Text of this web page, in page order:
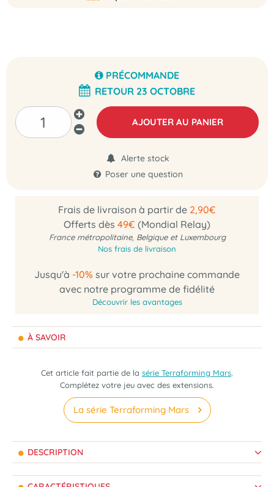
PRÉCOMMANDE
RETOUR 23 OCTOBRE
AJOUTER AU PANIER
Alerte stock
Poser une question
Frais de livraison à partir de 2,90€
Offerts dès 49€ (Mondial Relay)
France métropolitaine, Belgique et Luxembourg
Nos frais de livraison
Jusqu'à -10% sur votre prochaine commande
avec notre programme de fidélité
Découvrir les avantages
À SAVOIR
Cet article fait partie de la série Terraforming Mars.
Complétez votre jeu avec des extensions.
La série Terraforming Mars
DESCRIPTION